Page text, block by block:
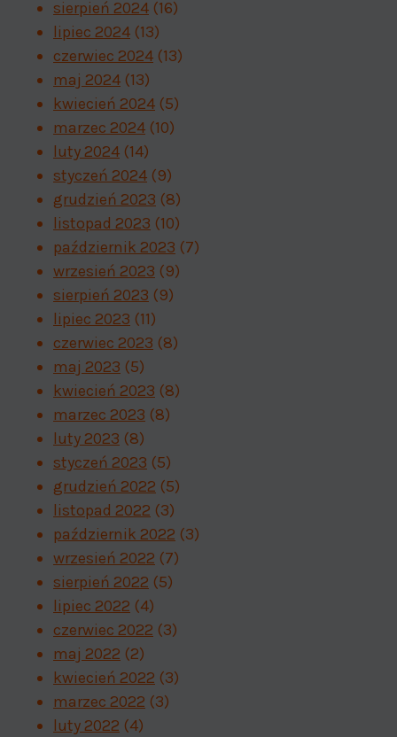
sierpień 2024 (16)
lipiec 2024 (13)
czerwiec 2024 (13)
maj 2024 (13)
kwiecień 2024 (5)
marzec 2024 (10)
luty 2024 (14)
styczeń 2024 (9)
grudzień 2023 (8)
listopad 2023 (10)
październik 2023 (7)
wrzesień 2023 (9)
sierpień 2023 (9)
lipiec 2023 (11)
czerwiec 2023 (8)
maj 2023 (5)
kwiecień 2023 (8)
marzec 2023 (8)
luty 2023 (8)
styczeń 2023 (5)
grudzień 2022 (5)
listopad 2022 (3)
październik 2022 (3)
wrzesień 2022 (7)
sierpień 2022 (5)
lipiec 2022 (4)
czerwiec 2022 (3)
maj 2022 (2)
kwiecień 2022 (3)
marzec 2022 (3)
luty 2022 (4)